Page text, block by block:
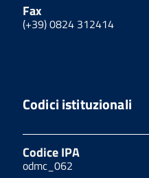
Fax
(+39) 0824 312414
Codici istituzionali
Codice IPA
odmc_062